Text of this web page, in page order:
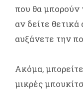
που θα μπορούν
αν δείτε
αυξάνετε την
Ακόμα,
μικρές